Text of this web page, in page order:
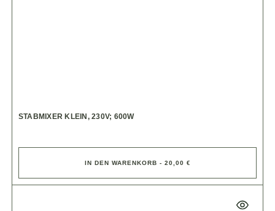
STABMIXER KLEIN, 230V; 600W
IN DEN WARENKORB - 20,00 €